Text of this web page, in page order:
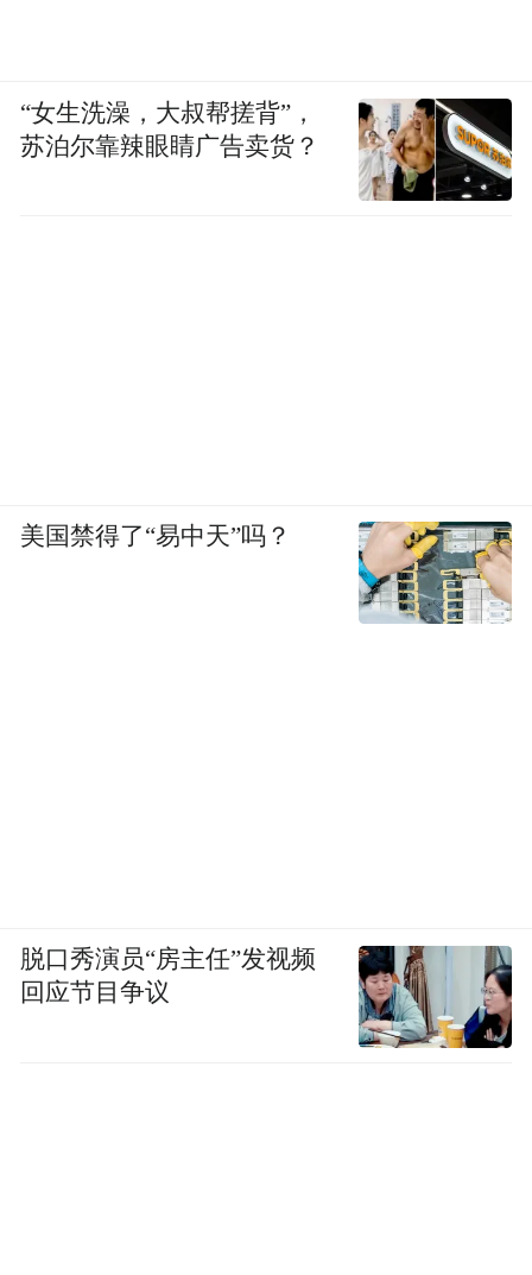
“女生洗澡，大叔帮搓背”，
苏泊尔靠辣眼睛广告卖货？
美国禁得了“易中天”吗？
脱口秀演员“房主任”发视频
回应节目争议